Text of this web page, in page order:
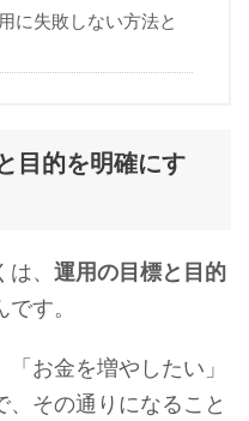
に失敗しない方法と
目的を明確にす
、 運用の目標と目的
です。
お金を増やしたい」
、その通りになること